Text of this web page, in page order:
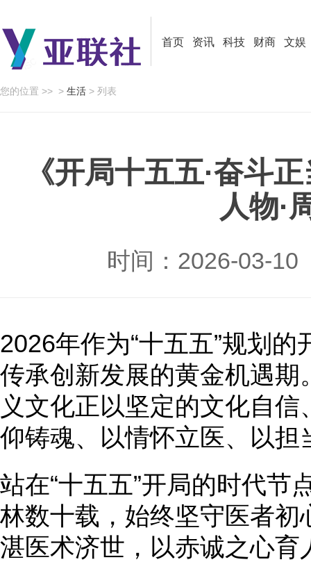
首页 资讯 科技 财商 文娱
您的位置 >> > 生活 > 列表
《开局十五五·奋斗
人物·
时间：2026-03-
2026年作为“十五五”规划
传承创新发展的黄金机遇
义文化正以坚定的文化自
仰铸魂、以情怀立医、以担
站在“十五五”开局的时代节
林数十载，始终坚守医者
湛医术济世，以赤诚之心